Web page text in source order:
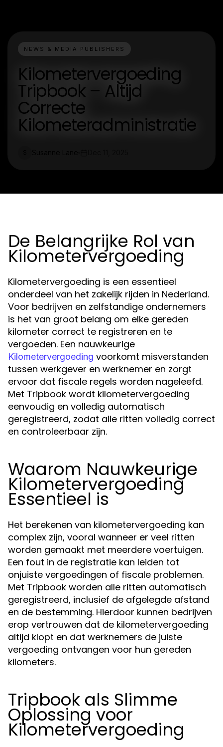
NEWS & MEDIA PUBLISHERS
Kilometervergoeding
Tripbook – Altijd
Correcte
Kilometeradministratie
De Belangrijke Rol van
Kilometervergoeding
Kilometervergoeding is een essentieel
onderdeel van het zakelijk rijden in Nederland.
Voor bedrijven en zelfstandige ondernemers
is het van groot belang om elke gereden
kilometer correct te registreren en te
vergoeden. Een nauwkeurige
Kilometervergoeding voorkomt misverstanden
tussen werkgever en werknemer en zorgt
ervoor dat fiscale regels worden nageleefd.
Met Tripbook wordt kilometervergoeding
eenvoudig en volledig automatisch
geregistreerd, zodat alle ritten volledig correct
en controleerbaar zijn.
Waarom Nauwkeurige
Kilometervergoeding
Essentieel is
Het berekenen van kilometervergoeding kan
complex zijn, vooral wanneer er veel ritten
worden gemaakt met meerdere voertuigen.
Een fout in de registratie kan leiden tot
onjuiste vergoedingen of fiscale problemen.
Met Tripbook worden alle ritten automatisch
geregistreerd, inclusief de afgelegde afstand
en de bestemming. Hierdoor kunnen bedrijven
erop vertrouwen dat de kilometervergoeding
altijd klopt en dat werknemers de juiste
vergoeding ontvangen voor hun gereden
kilometers.
Tripbook als Slimme
Oplossing voor
Kilometervergoeding